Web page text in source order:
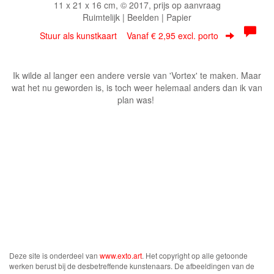
11 x 21 x 16 cm, © 2017, prijs op aanvraag
Ruimtelijk | Beelden | Papier
Stuur als kunstkaart Vanaf € 2,95 excl. porto
Ik wilde al langer een andere versie van 'Vortex' te maken. Maar
wat het nu geworden is, is toch weer helemaal anders dan ik van
plan was!
Deze site is onderdeel van www.exto.art. Het copyright op alle getoonde
werken berust bij de desbetreffende kunstenaars. De afbeeldingen van de